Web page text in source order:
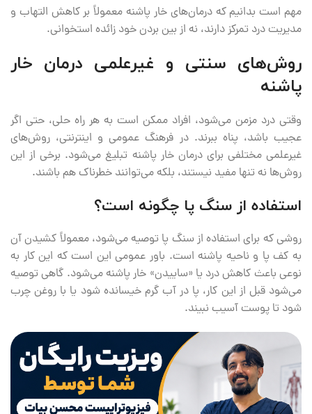
مهم است بدانیم که درمان‌های خار پاشنه معمولاً بر کاهش التهاب و
مدیریت درد تمرکز دارند، نه از بین بردن خود زائده استخوانی.
روش‌های سنتی و غیرعلمی درمان خار
پاشنه
وقتی درد مزمن می‌شود، افراد ممکن است به هر راه حلی، حتی اگر
عجیب باشد، پناه ببرند. در فرهنگ عمومی و اینترنتی، روش‌های
غیرعلمی مختلفی برای درمان خار پاشنه تبلیغ می‌شود. برخی از این
روش‌ها نه تنها مفید نیستند، بلکه می‌توانند خطرناک هم باشند.
استفاده از سنگ پا چگونه است؟
روشی که برای استفاده از سنگ پا توصیه می‌شود، معمولاً کشیدن آن
به کف پا و ناحیه پاشنه است. باور عمومی این است که این کار به
نوعی باعث کاهش درد یا «ساییدن» خار پاشنه می‌شود. گاهی توصیه
می‌شود قبل از این کار، پا در آب گرم خیسانده شود یا با روغن چرب
شود تا پوست آسیب نبیند.